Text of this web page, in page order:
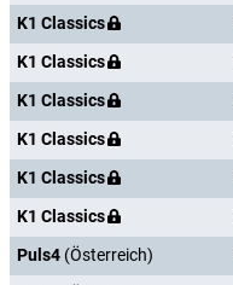
K1 Classics
K1 Classics
K1 Classics
K1 Classics
K1 Classics
K1 Classics
Puls4 (Österreich)